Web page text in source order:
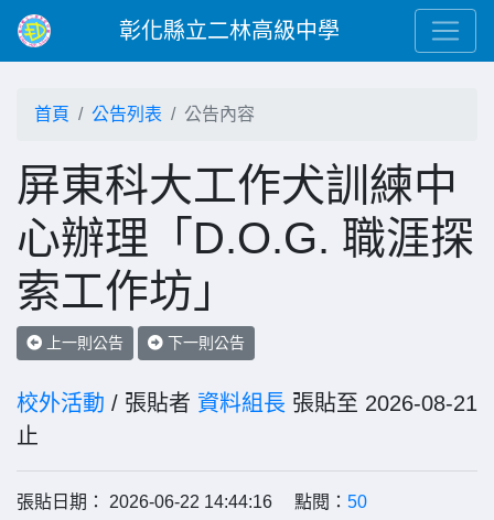
彰化縣立二林高級中學
首頁 公告列表 公告內容
屏東科大工作犬訓練中
心辦理「D.O.G. 職涯探
索工作坊」
上一則公告 下一則公告
校外活動 / 張貼者 資料組長 張貼至 2026-08-21
止
張貼日期： 2026-06-22 14:44:16 點閱： 50